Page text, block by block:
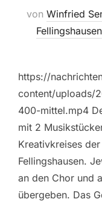
von Winfried
Fellingshausen
https://
content/uploads/
400-mittel.mp4
mit 2
Kreativkreises
Fellingshausen.
an den Chor und
übergeben. Das